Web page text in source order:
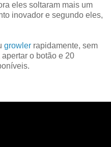
eles soltaram mais um
inovador e segundo eles,
growler rapidamente, sem
o botão e 20